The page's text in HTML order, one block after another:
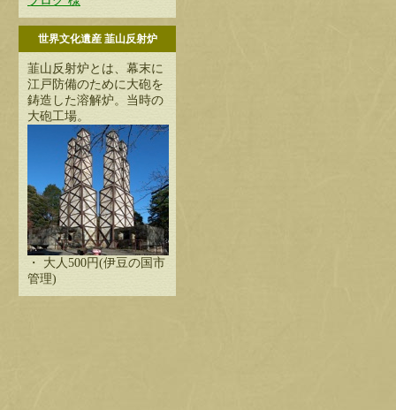
世界文化遺産 韮山反射炉
韮山反射炉とは、幕末に
江戸防備のために大砲を
鋳造した溶解炉。当時の
大砲工場。
・ 大人500円(伊豆の国市
管理)